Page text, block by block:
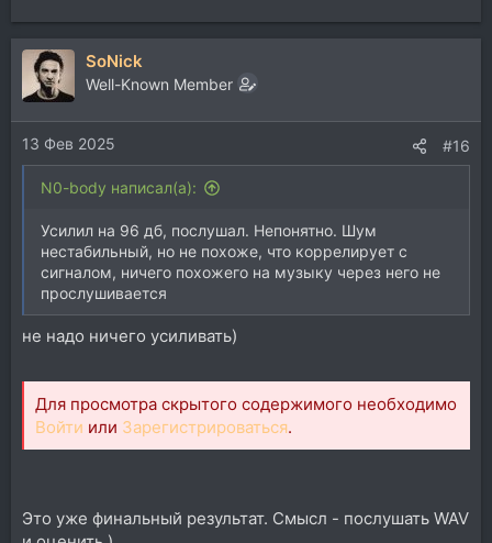
SoNick
Well-Known Member
13 Фев 2025 #16
N0-body написал(а):
Усилил на 96 дб, послушал. Непонятно. Шум
нестабильный, но не похоже, что коррелирует с
сигналом, ничего похожего на музыку через него не
прослушивается
не надо ничего усиливать)
Для просмотра скрытого содержимого необходимо
Войти или Зарегистрироваться.
Это уже финальный результат. Смысл - послушать WAV